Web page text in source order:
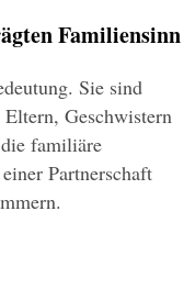
Familiensinn
Sie sind
Geschwistern
familiäre
Partnerschaft